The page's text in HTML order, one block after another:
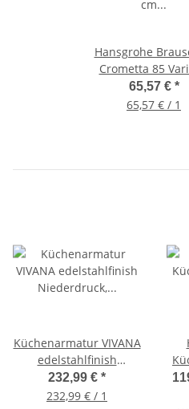
Hansgrohe
Crometta 85
27762000, 90
Brausestange
65,57 € *
65,57 € / 1
Küchenarmatur VIVANA
edelstahlfinish
Niederdruck,
schwenkbarer Auslauf,
232,99 € *
232,99 € / 1